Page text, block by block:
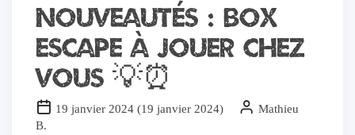
nouveautés : BOX
ESCAPE À JOUER CHEZ
VOUS 💡⏰
19 janvier 2024 (19 janvier 2024)
Mathieu
B.